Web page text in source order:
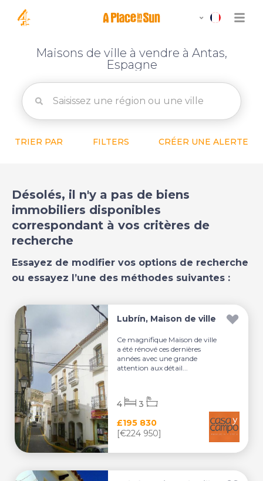
Maisons de ville à vendre à Antas,
Espagne
TRIER PAR FILTERS CRÉER UNE ALERTE
Désolés, il n'y a pas de biens
immobiliers disponibles
correspondant à vos critères de
recherche
Essayez de modifier vos options de recherche
ou essayez l’une des méthodes suivantes :
Lubrín, Maison de ville
Ce magnifique Maison de ville
a été rénové ces dernières
années avec une grande
attention aux détail...
£195 830
[€224 950]
4 3